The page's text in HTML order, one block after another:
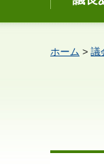
ホーム > 議